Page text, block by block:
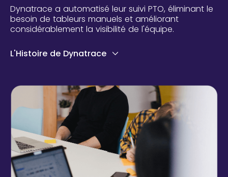
Dynatrace a automatisé leur suivi PTO, éliminant le
besoin de tableurs manuels et améliorant
considérablement la visibilité de l'équipe.
L'Histoire de Dynatrace